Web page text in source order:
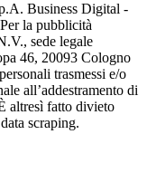
Business Digital -
la pubblicità
sede legale
46, 20093 Cologno
trasmessi e/o
all’addestramento di
altresì fatto divieto
scraping.